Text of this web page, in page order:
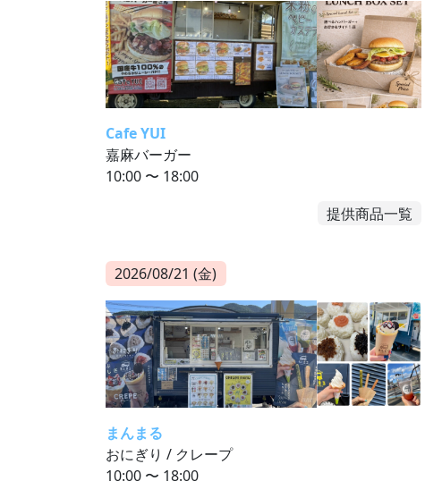
Cafe YUI
嘉麻バーガー
10:00 〜 18:00
提供商品一覧
2026/08/21 (金)
まんまる
おにぎり / クレープ
10:00 〜 18:00